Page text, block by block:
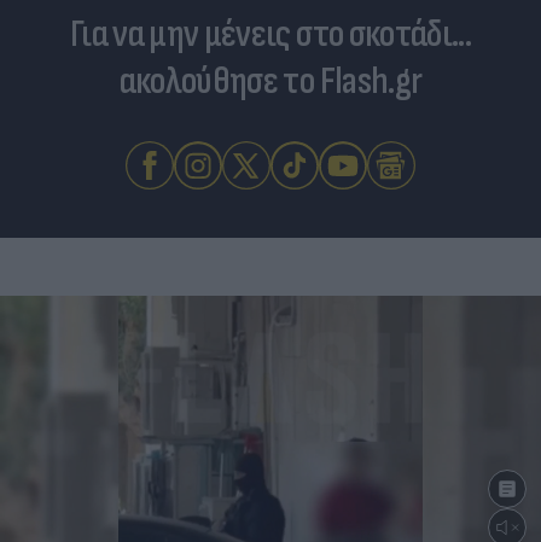
Για να μην μένεις στο σκοτάδι...
ακολούθησε το Flash.gr